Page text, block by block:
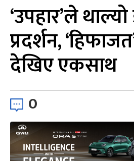
‘उपहार’ले
प्रदर्शन,
देखिए एकसाथ
0